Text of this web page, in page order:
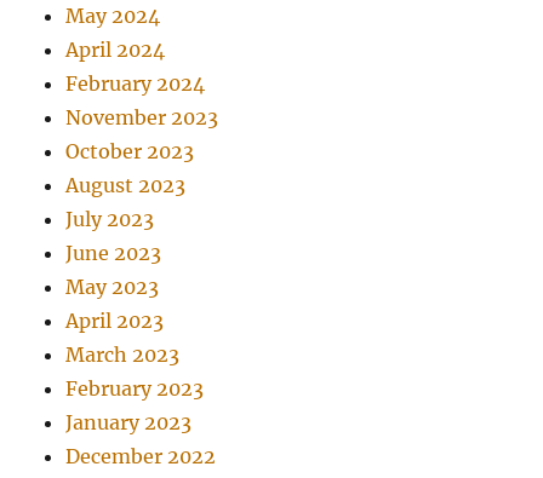
May 2024
April 2024
February 2024
November 2023
October 2023
August 2023
July 2023
June 2023
May 2023
April 2023
March 2023
February 2023
January 2023
December 2022